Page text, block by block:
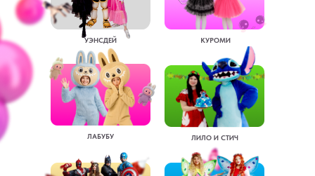
ЛИЛО И СТИЧ
ЛАБУБУ
УЭНСДЕЙ КУРОМИ